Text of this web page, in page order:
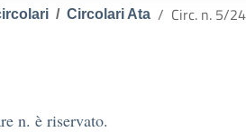
Circolari Ata Circ. n. 5/
n. è riservato.